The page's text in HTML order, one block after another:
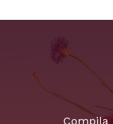
Compila